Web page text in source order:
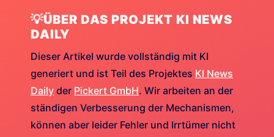
💡ÜBER DAS PROJEKT KI NEWS
DAILY
Dieser Artikel wurde vollständig mit KI
generiert und ist Teil des Projektes KI News
Daily der Pickert GmbH. Wir arbeiten an der
ständigen Verbesserung der Mechanismen,
können aber leider Fehler und Irrtümer nicht